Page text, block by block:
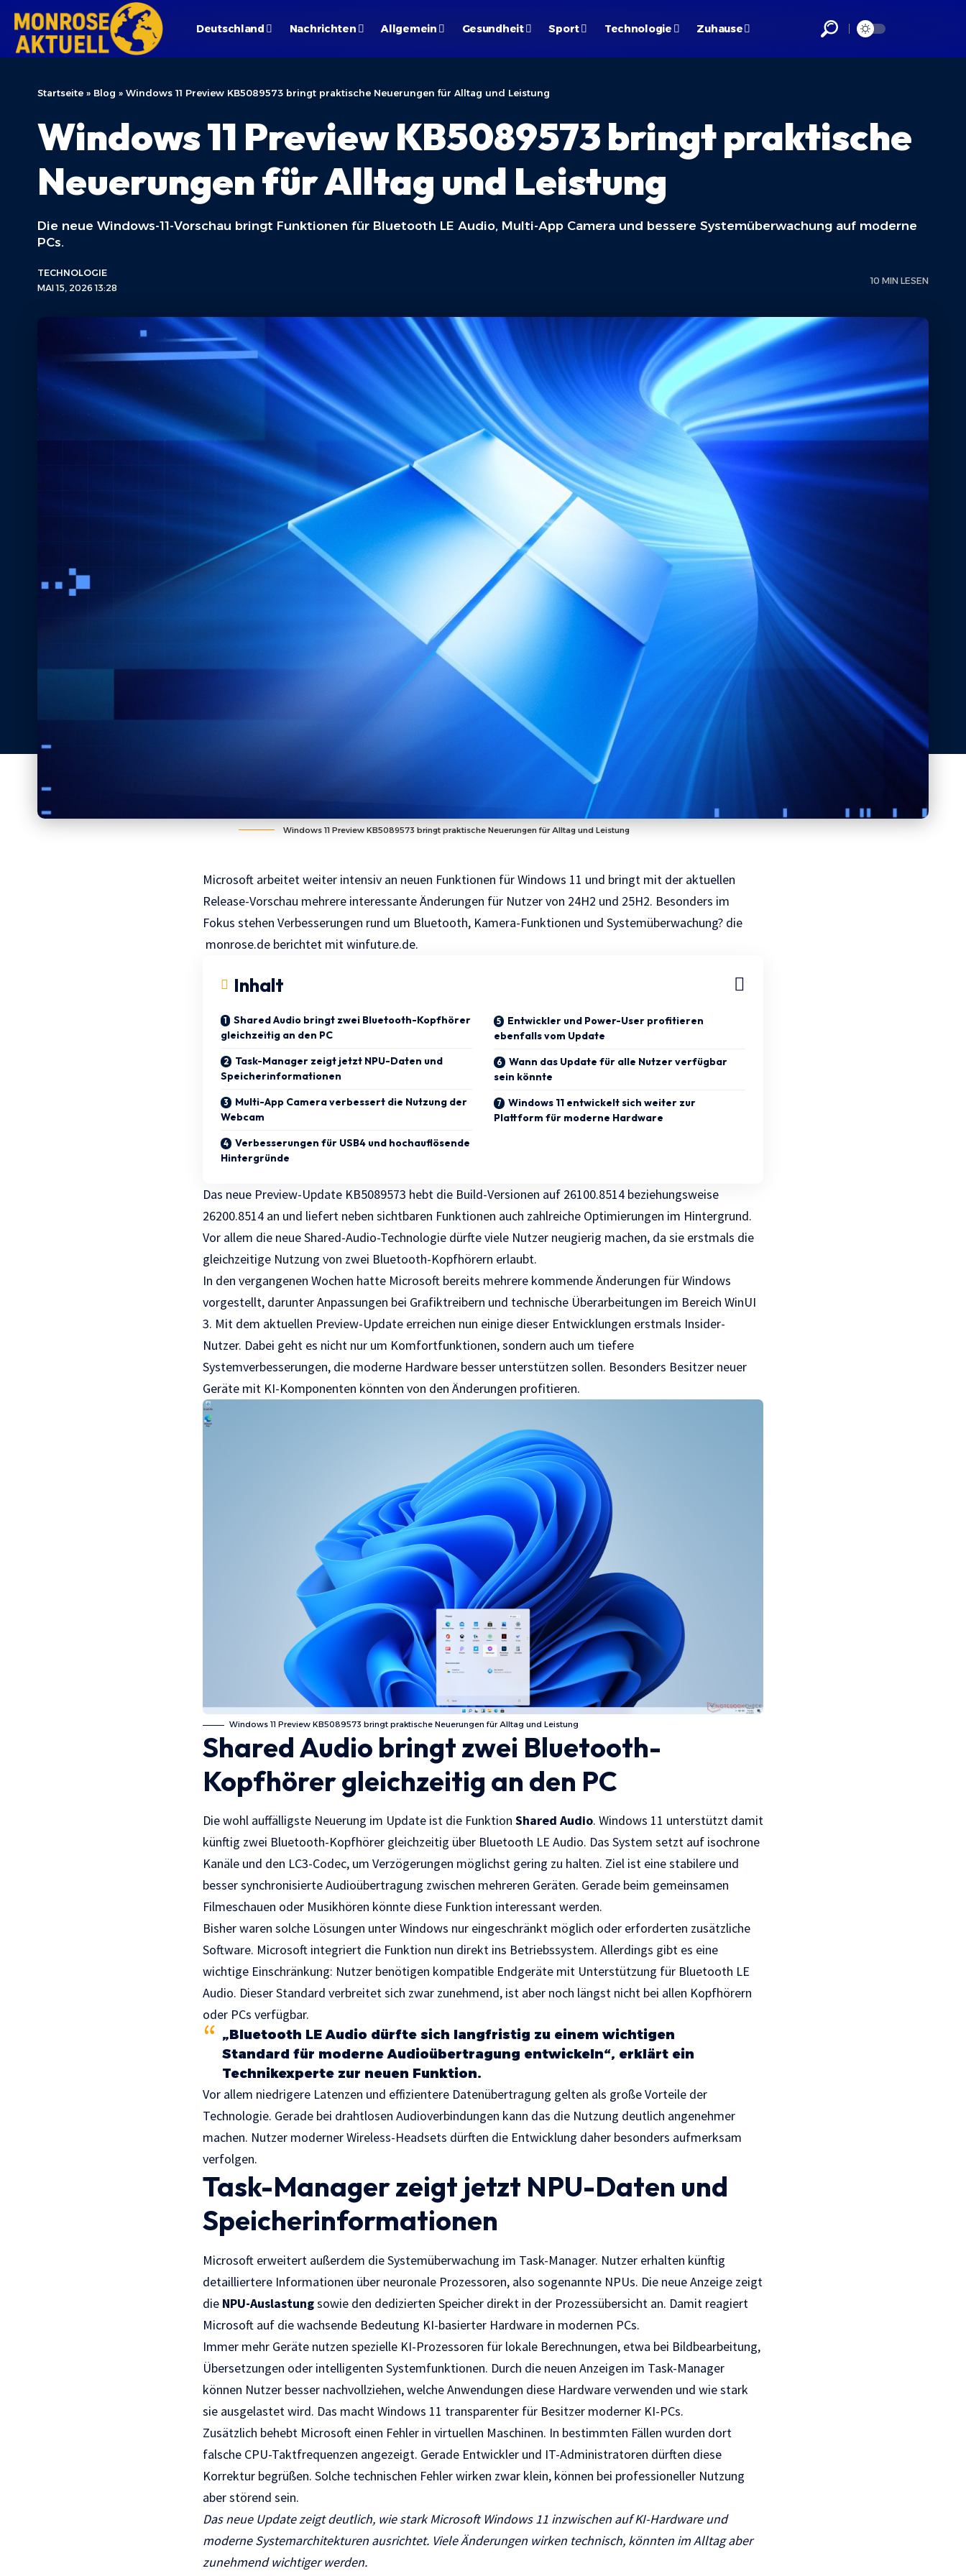
Deutschland Nachrichten Allgemein Gesundheit Sport Technologie Zuhause
Startseite » Blog » Windows 11 Preview KB5089573 bringt praktische Neuerungen für Alltag und Leistung
Windows 11 Preview KB5089573 bringt praktische
Neuerungen für Alltag und Leistung
Die neue Windows-11-Vorschau bringt Funktionen für Bluetooth LE Audio, Multi-App Camera und bessere Systemüberwachung auf moderne
PCs.
MAI 15, 2026 13:28
TECHNOLOGIE
10 MIN LESEN
Windows 11 Preview KB5089573 bringt praktische Neuerungen für Alltag und Leistung
Microsoft arbeitet weiter intensiv an neuen Funktionen für Windows 11 und bringt mit der aktuellen
Release-Vorschau mehrere interessante Änderungen für Nutzer von 24H2 und 25H2. Besonders im
Fokus stehen Verbesserungen rund um Bluetooth, Kamera-Funktionen und Systemüberwachung? die
monrose.de berichtet mit winfuture.de.
Inhalt
Shared Audio bringt zwei Bluetooth-Kopfhörer
gleichzeitig an den PC
Task-Manager zeigt jetzt NPU-Daten und
Speicherinformationen
Multi-App Camera verbessert die Nutzung der
Webcam
Verbesserungen für USB4 und hochauflösende
Hintergründe
Entwickler und Power-User profitieren
ebenfalls vom Update
Wann das Update für alle Nutzer verfügbar
sein könnte
Windows 11 entwickelt sich weiter zur
Plattform für moderne Hardware
Das neue Preview-Update KB5089573 hebt die Build-Versionen auf 26100.8514 beziehungsweise
26200.8514 an und liefert neben sichtbaren Funktionen auch zahlreiche Optimierungen im Hintergrund.
Vor allem die neue Shared-Audio-Technologie dürfte viele Nutzer neugierig machen, da sie erstmals die
gleichzeitige Nutzung von zwei Bluetooth-Kopfhörern erlaubt.
In den vergangenen Wochen hatte Microsoft bereits mehrere kommende Änderungen für Windows
vorgestellt, darunter Anpassungen bei Grafiktreibern und technische Überarbeitungen im Bereich WinUI
3. Mit dem aktuellen Preview-Update erreichen nun einige dieser Entwicklungen erstmals Insider-
Nutzer. Dabei geht es nicht nur um Komfortfunktionen, sondern auch um tiefere
Systemverbesserungen, die moderne Hardware besser unterstützen sollen. Besonders Besitzer neuer
Geräte mit KI-Komponenten könnten von den Änderungen profitieren.
Windows 11 Preview KB5089573 bringt praktische Neuerungen für Alltag und Leistung
Shared Audio bringt zwei Bluetooth-
Kopfhörer gleichzeitig an den PC
Die wohl auffälligste Neuerung im Update ist die Funktion Shared Audio. Windows 11 unterstützt damit
künftig zwei Bluetooth-Kopfhörer gleichzeitig über Bluetooth LE Audio. Das System setzt auf isochrone
Kanäle und den LC3-Codec, um Verzögerungen möglichst gering zu halten. Ziel ist eine stabilere und
besser synchronisierte Audioübertragung zwischen mehreren Geräten. Gerade beim gemeinsamen
Filmeschauen oder Musikhören könnte diese Funktion interessant werden.
Bisher waren solche Lösungen unter Windows nur eingeschränkt möglich oder erforderten zusätzliche
Software. Microsoft integriert die Funktion nun direkt ins Betriebssystem. Allerdings gibt es eine
wichtige Einschränkung: Nutzer benötigen kompatible Endgeräte mit Unterstützung für Bluetooth LE
Audio. Dieser Standard verbreitet sich zwar zunehmend, ist aber noch längst nicht bei allen Kopfhörern
oder PCs verfügbar.
„Bluetooth LE Audio dürfte sich langfristig zu einem wichtigen
Standard für moderne Audioübertragung entwickeln“, erklärt ein
Technikexperte zur neuen Funktion.
Vor allem niedrigere Latenzen und effizientere Datenübertragung gelten als große Vorteile der
Technologie. Gerade bei drahtlosen Audioverbindungen kann das die Nutzung deutlich angenehmer
machen. Nutzer moderner Wireless-Headsets dürften die Entwicklung daher besonders aufmerksam
verfolgen.
Task-Manager zeigt jetzt NPU-Daten und
Speicherinformationen
Microsoft erweitert außerdem die Systemüberwachung im Task-Manager. Nutzer erhalten künftig
detailliertere Informationen über neuronale Prozessoren, also sogenannte NPUs. Die neue Anzeige zeigt
die NPU-Auslastungsowie den dedizierten Speicher direkt in der Prozessübersicht an. Damit reagiert
Microsoft auf die wachsende Bedeutung KI-basierter Hardware in modernen PCs.
Immer mehr Geräte nutzen spezielle KI-Prozessoren für lokale Berechnungen, etwa bei Bildbearbeitung,
Übersetzungen oder intelligenten Systemfunktionen. Durch die neuen Anzeigen im Task-Manager
können Nutzer besser nachvollziehen, welche Anwendungen diese Hardware verwenden und wie stark
sie ausgelastet wird. Das macht Windows 11 transparenter für Besitzer moderner KI-PCs.
Zusätzlich behebt Microsoft einen Fehler in virtuellen Maschinen. In bestimmten Fällen wurden dort
falsche CPU-Taktfrequenzen angezeigt. Gerade Entwickler und IT-Administratoren dürften diese
Korrektur begrüßen. Solche technischen Fehler wirken zwar klein, können bei professioneller Nutzung
aber störend sein.
Das neue Update zeigt deutlich, wie stark Microsoft Windows 11 inzwischen auf KI-Hardware und
moderne Systemarchitekturen ausrichtet. Viele Änderungen wirken technisch, könnten im Alltag aber
zunehmend wichtiger werden.